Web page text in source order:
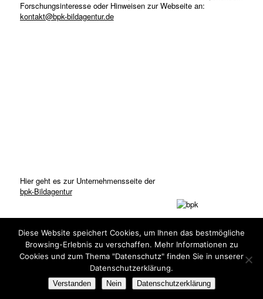
Forschungsinteresse oder Hinweisen zur Webseite an:
kontakt@bpk-bildagentur.de
Hier geht es zur Unternehmensseite der
bpk-Bildagentur
© Copyright: bpk-Bildagentur 2020
Kontakt
Datenschutz Impressum
Diese Website speichert Cookies, um Ihnen das bestmögliche
Browsing-Erlebnis zu verschaffen. Mehr Informationen zu
Cookies und zum Thema "Datenschutz" finden Sie in unserer
Datenschutzerklärung.
Verstanden Nein Datenschutzerklärung